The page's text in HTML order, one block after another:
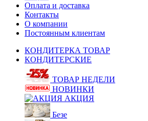
Оплата и доставка
Контакты
О компании
Постоянным клиентам
КОНДИТЕРКА ТОВАР
КОНДИТЕРСКИЕ
ТОВАР НЕДЕЛИ
НОВИНКИ
АКЦИЯ
Безе